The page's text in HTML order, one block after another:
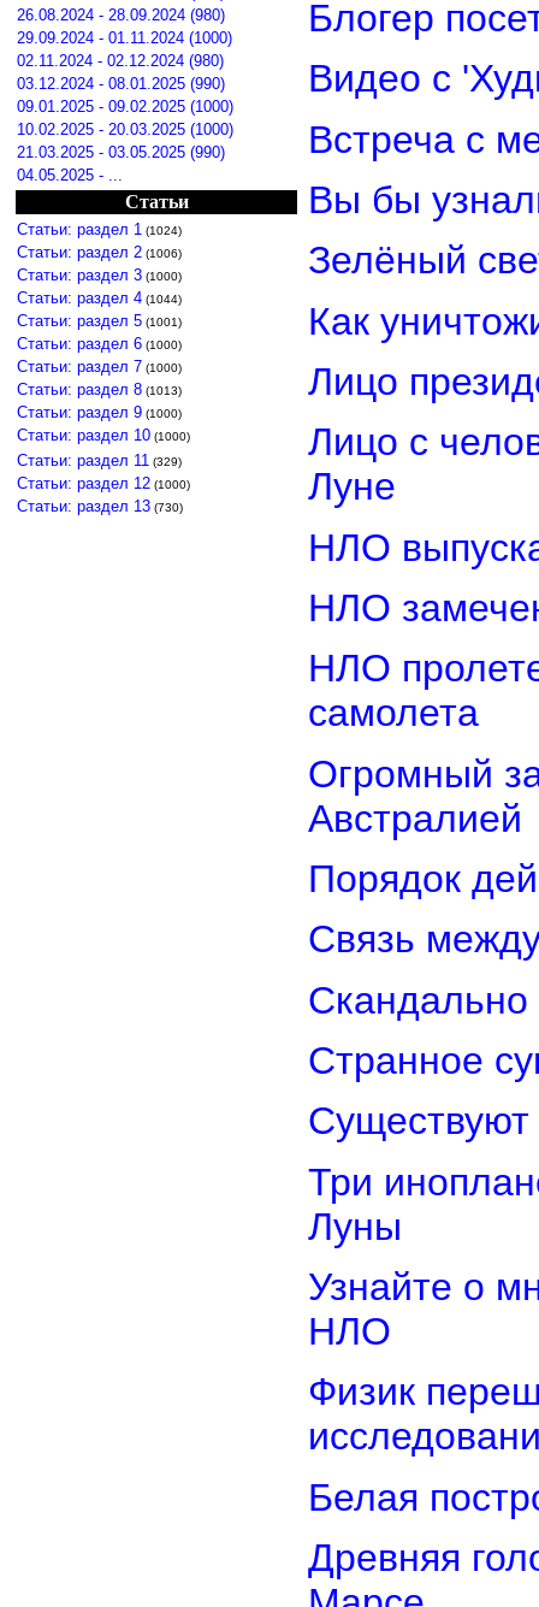
26.08.2024 - 28.09.2024 (980)
29.09.2024 - 01.11.2024 (1000)
02.11.2024 - 02.12.2024 (980)
03.12.2024 - 08.01.2025 (990)
09.01.2025 - 09.02.2025 (1000)
10.02.2025 - 20.03.2025 (1000)
21.03.2025 - 03.05.2025 (990)
04.05.2025 - ...
Статьи
Статьи: раздел 1 (1024)
Статьи: раздел 2 (1006)
Статьи: раздел 3 (1000)
Статьи: раздел 4 (1044)
Статьи: раздел 5 (1001)
Статьи: раздел 6 (1000)
Статьи: раздел 7 (1000)
Статьи: раздел 8 (1013)
Статьи: раздел 9 (1000)
Статьи: раздел 10 (1000)
Статьи: раздел 11 (329)
Статьи: раздел 12 (1000)
Статьи: раздел 13 (730)
Блогер
Видео с
Встреча с
Вы бы
Зелёный
Как
Лицо
Лицо с
Луне
НЛО
НЛО
НЛО
самолета
Огромный
Австралией
Порядок
Связь
Странное
Три
Луны
Узнайте о
НЛО
Физик
Белая
Древняя